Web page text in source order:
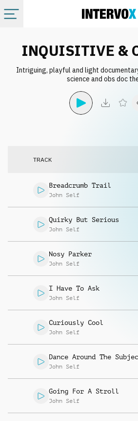
Alle Alben
Lizenzen
Info
Musikanfrage
INQUISITIVE &
Intriguing, playful and light
science and obs doc
TRACK
Breadcrumb Trail
John Self
Quirky But Serious
John Self
Nosy Parker
John Self
I Have To Ask
John Self
Curiously Cool
John Self
Dance Around The
John Self
Going For A Stroll
John Self